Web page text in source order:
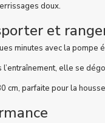
doux.
et
minutes avec la pompe
elle se
cm, parfaite pour la